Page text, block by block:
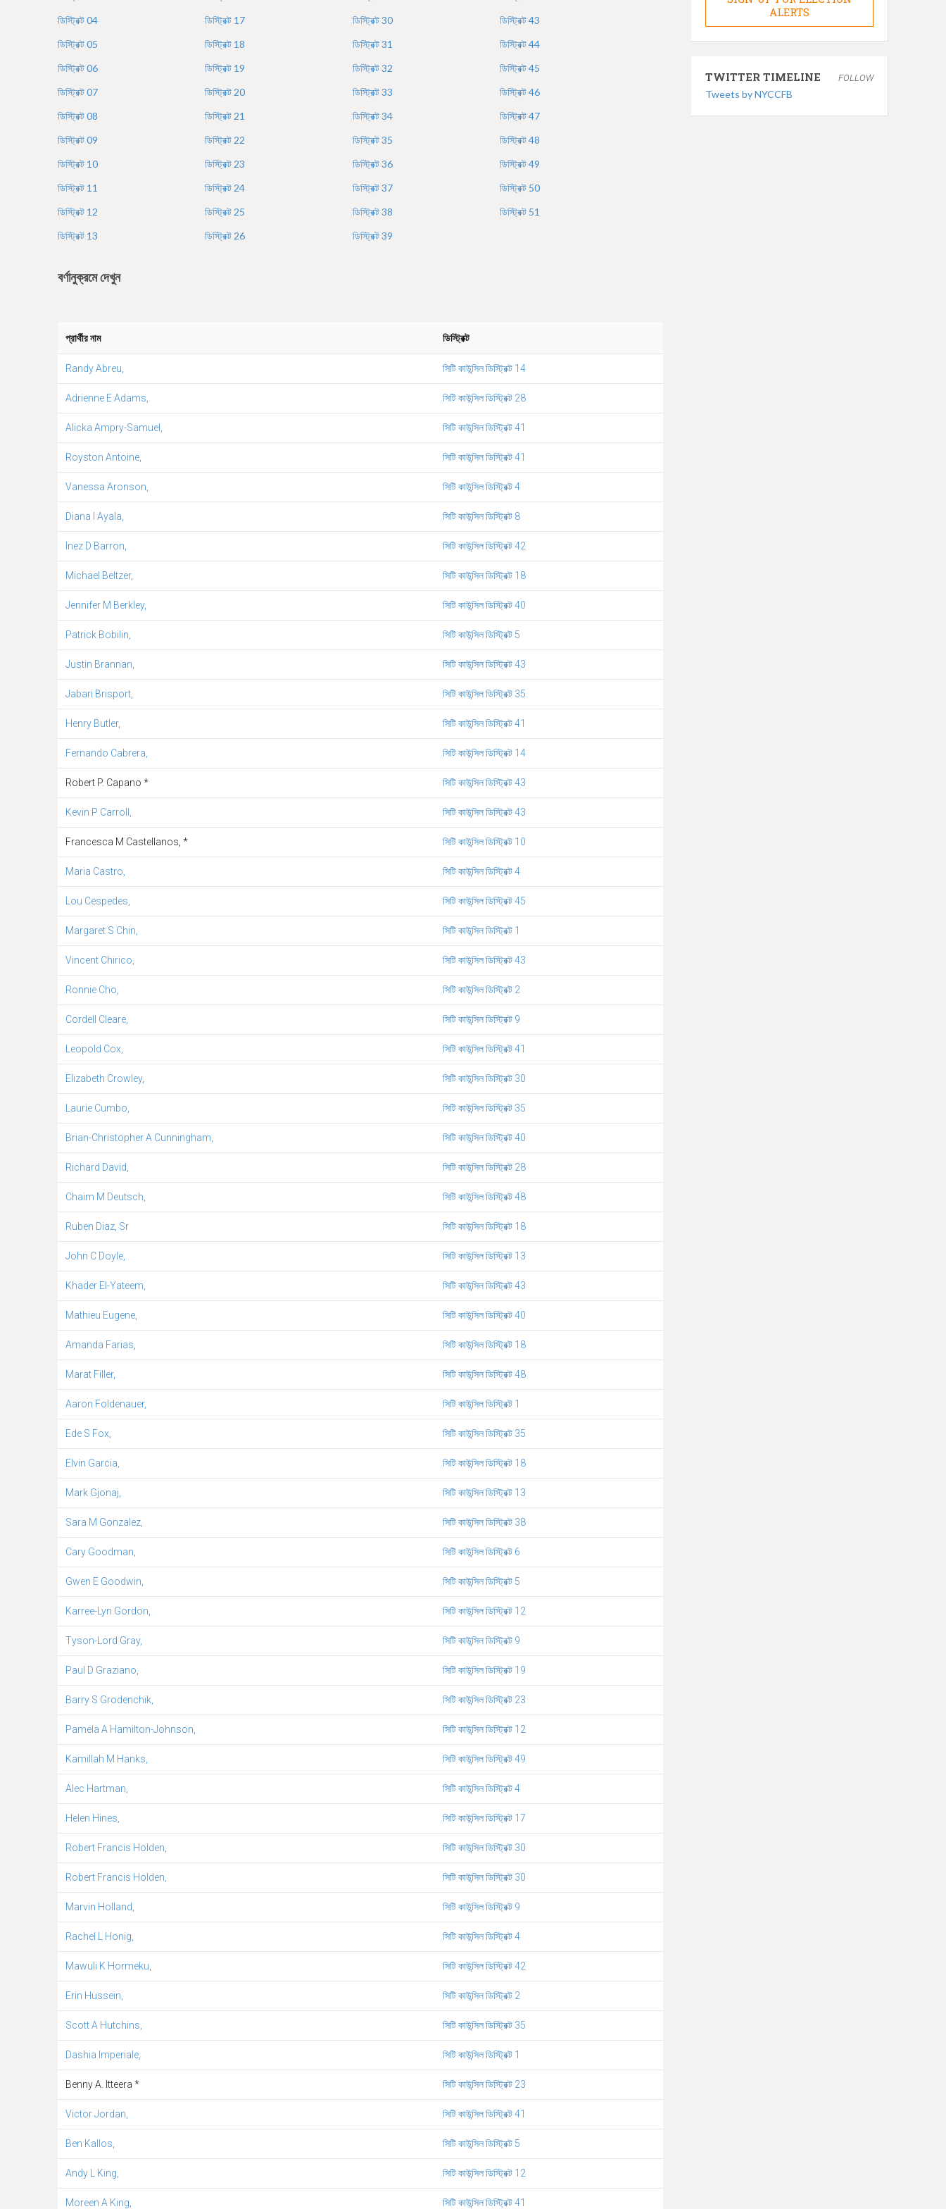
ডিস্ট্রিক্ট04
ডিস্ট্রিক্ট05
ডিস্ট্রিক্ট06
ডিস্ট্রিক্ট07
ডিস্ট্রিক্ট08
ডিস্ট্রিক্ট09
ডিস্ট্রিক্ট 10
ডিস্ট্রিক্ট 11
ডিস্ট্রিক্ট 12
ডিস্ট্রিক্ট 13
ডিস্ট্রিক্ট 17
ডিস্ট্রিক্ট 18
ডিস্ট্রিক্ট 19
ডিস্ট্রিক্ট 20
ডিস্ট্রিক্ট 21
ডিস্ট্রিক্ট 22
ডিস্ট্রিক্ট 23
ডিস্ট্রিক্ট 24
ডিস্ট্রিক্ট 25
ডিস্ট্রিক্ট 26
ডিস্ট্রিক্ট30
ডিস্ট্রিক্ট31
ডিস্ট্রিক্ট32
ডিস্ট্রিক্ট33
ডিস্ট্রিক্ট34
ডিস্ট্রিক্ট35
ডিস্ট্রিক্ট36
ডিস্ট্রিক্ট37
ডিস্ট্রিক্ট38
ডিস্ট্রিক্ট39
ডিস্ট্রিক্ট43
ডিস্ট্রিক্ট44
ডিস্ট্রিক্ট45
ডিস্ট্রিক্ট46
ডিস্ট্রিক্ট47
ডিস্ট্রিক্ট48
ডিস্ট্রিক্ট49
ডিস্ট্রিক্ট 50
ডিস্ট্রিক্ট 51
বর্ণানুক্রমে দেখুন
প্রার্থীর নাম ডিস্ট্রিক্ট
Randy Abreu, সিটি কাউন্সিল ডিস্ট্রিক্ট 14
Adrienne E Adams, সিটি কাউন্সিল ডিস্ট্রিক্ট 28
Alicka Ampry-Samuel, সিটি কাউন্সিল ডিস্ট্রিক্ট 41
Royston Antoine, সিটি কাউন্সিল ডিস্ট্রিক্ট 41
Vanessa Aronson, সিটি কাউন্সিল ডিস্ট্রিক্ট 4
Diana I Ayala, সিটি কাউন্সিল ডিস্ট্রিক্ট 8
Inez D Barron, সিটি কাউন্সিল ডিস্ট্রিক্ট 42
Michael Beltzer, সিটি কাউন্সিল ডিস্ট্রিক্ট 18
Jennifer M Berkley, সিটি কাউন্সিল ডিস্ট্রিক্ট 40
Patrick Bobilin, সিটি কাউন্সিল ডিস্ট্রিক্ট 5
Justin Brannan, সিটি কাউন্সিল ডিস্ট্রিক্ট 43
Jabari Brisport, সিটি কাউন্সিল ডিস্ট্রিক্ট 35
Henry Butler, সিটি কাউন্সিল ডিস্ট্রিক্ট 41
Fernando Cabrera, সিটি কাউন্সিল ডিস্ট্রিক্ট 14
Robert P. Capano * সিটি কাউন্সিল ডিস্ট্রিক্ট 43
Kevin P Carroll, সিটি কাউন্সিল ডিস্ট্রিক্ট 43
Francesca M Castellanos, * সিটি কাউন্সিল ডিস্ট্রিক্ট 10
Maria Castro, সিটি কাউন্সিল ডিস্ট্রিক্ট 4
Lou Cespedes, সিটি কাউন্সিল ডিস্ট্রিক্ট 45
Margaret S Chin, সিটি কাউন্সিল ডিস্ট্রিক্ট 1
Vincent Chirico, সিটি কাউন্সিল ডিস্ট্রিক্ট 43
Ronnie Cho, সিটি কাউন্সিল ডিস্ট্রিক্ট 2
Cordell Cleare, সিটি কাউন্সিল ডিস্ট্রিক্ট 9
Leopold Cox, সিটি কাউন্সিল ডিস্ট্রিক্ট 41
Elizabeth Crowley, সিটি কাউন্সিল ডিস্ট্রিক্ট 30
Laurie Cumbo, সিটি কাউন্সিল ডিস্ট্রিক্ট 35
Brian-Christopher A Cunningham, সিটি কাউন্সিল ডিস্ট্রিক্ট 40
Richard David, সিটি কাউন্সিল ডিস্ট্রিক্ট 28
Chaim M Deutsch, সিটি কাউন্সিল ডিস্ট্রিক্ট 48
Ruben Diaz, Sr সিটি কাউন্সিল ডিস্ট্রিক্ট 18
John C Doyle, সিটি কাউন্সিল ডিস্ট্রিক্ট 13
Khader El-Yateem, সিটি কাউন্সিল ডিস্ট্রিক্ট 43
Mathieu Eugene, সিটি কাউন্সিল ডিস্ট্রিক্ট 40
Amanda Farias, সিটি কাউন্সিল ডিস্ট্রিক্ট 18
Marat Filler, সিটি কাউন্সিল ডিস্ট্রিক্ট 48
Aaron Foldenauer, সিটি কাউন্সিল ডিস্ট্রিক্ট 1
Ede S Fox, সিটি কাউন্সিল ডিস্ট্রিক্ট 35
Elvin Garcia, সিটি কাউন্সিল ডিস্ট্রিক্ট 18
Mark Gjonaj, সিটি কাউন্সিল ডিস্ট্রিক্ট 13
Sara M Gonzalez, সিটি কাউন্সিল ডিস্ট্রিক্ট 38
Cary Goodman, সিটি কাউন্সিল ডিস্ট্রিক্ট 6
Gwen E Goodwin, সিটি কাউন্সিল ডিস্ট্রিক্ট 5
Karree-Lyn Gordon, সিটি কাউন্সিল ডিস্ট্রিক্ট 12
Tyson-Lord Gray, সিটি কাউন্সিল ডিস্ট্রিক্ট 9
Paul D Graziano, সিটি কাউন্সিল ডিস্ট্রিক্ট 19
Barry S Grodenchik, সিটি কাউন্সিল ডিস্ট্রিক্ট 23
Pamela A Hamilton-Johnson, সিটি কাউন্সিল ডিস্ট্রিক্ট 12
Kamillah M Hanks, সিটি কাউন্সিল ডিস্ট্রিক্ট 49
Alec Hartman, সিটি কাউন্সিল ডিস্ট্রিক্ট 4
Helen Hines, সিটি কাউন্সিল ডিস্ট্রিক্ট 17
Robert Francis Holden, সিটি কাউন্সিল ডিস্ট্রিক্ট 30
Robert Francis Holden, সিটি কাউন্সিল ডিস্ট্রিক্ট 30
Marvin Holland, সিটি কাউন্সিল ডিস্ট্রিক্ট 9
Rachel L Honig, সিটি কাউন্সিল ডিস্ট্রিক্ট 4
Mawuli K Hormeku, সিটি কাউন্সিল ডিস্ট্রিক্ট 42
Erin Hussein, সিটি কাউন্সিল ডিস্ট্রিক্ট 2
Scott A Hutchins, সিটি কাউন্সিল ডিস্ট্রিক্ট 35
Dashia Imperiale, সিটি কাউন্সিল ডিস্ট্রিক্ট 1
Benny A. Itteera * সিটি কাউন্সিল ডিস্ট্রিক্ট 23
Victor Jordan, সিটি কাউন্সিল ডিস্ট্রিক্ট 41
Ben Kallos, সিটি কাউন্সিল ডিস্ট্রিক্ট 5
Andy L King, সিটি কাউন্সিল ডিস্ট্রিক্ট 12
Moreen A King, সিটি কাউন্সিল ডিস্ট্রিক্ট 41
ALERTS
TWITTER TIMELINE FOLLOW
Tweets by NYCCFB